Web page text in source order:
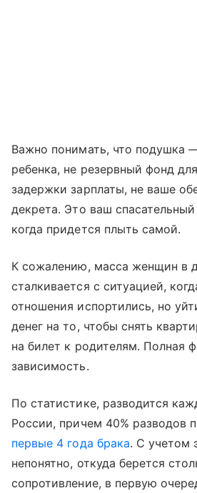
Важно понимать, что подушка
ребенка, не резервный фонд
задержки зарплаты, не ваше
декрета. Это ваш спасательный
когда придется плыть самой.
К сожалению, масса женщин в
сталкивается с ситуацией,
отношения испортились, но
денег на то, чтобы снять
на билет к родителям. Полная
зависимость.
По статистике, разводится
России, причем 40% разводов
первые 4 года брака. С учетом
непонятно, откуда берется
сопротивление, в первую